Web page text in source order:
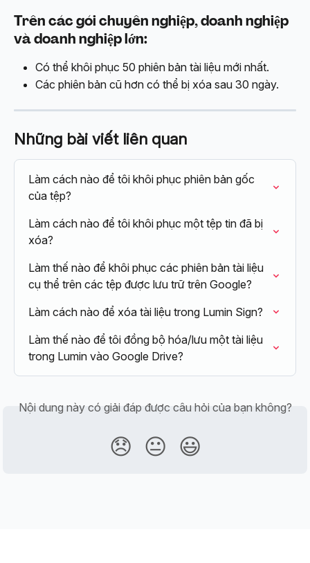
Trên các gói chuyên nghiệp, doanh nghiệp
và doanh nghiệp lớn:
Có thể khôi phục 50 phiên bản tài liệu mới nhất.
Các phiên bản cũ hơn có thể bị xóa sau 30 ngày.
Những bài viết liên quan
Làm cách nào để tôi khôi phục phiên bản gốc
của tệp?
Làm cách nào để tôi khôi phục một tệp tin đã bị
xóa?
Làm thế nào để khôi phục các phiên bản tài liệu
cụ thể trên các tệp được lưu trữ trên Google?
Làm cách nào để xóa tài liệu trong Lumin Sign?
Làm thế nào để tôi đồng bộ hóa/lưu một tài liệu
trong Lumin vào Google Drive?
Nội dung này có giải đáp được câu hỏi của bạn không?
😞 😐 😃